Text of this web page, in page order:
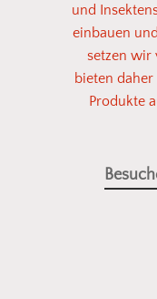
und
einbauen
setzen wir
bieten
Produkte